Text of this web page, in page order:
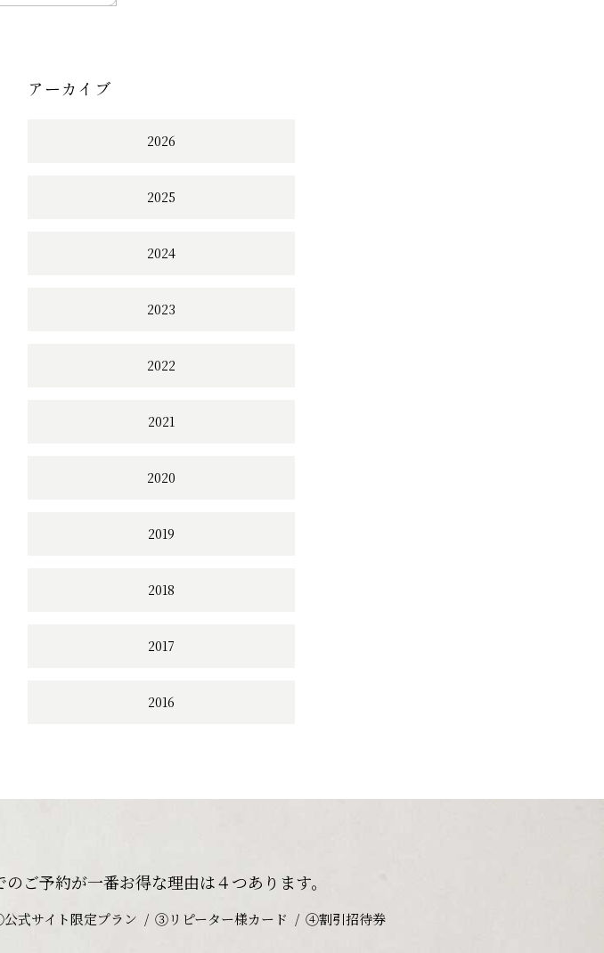
アーカイブ
2026
2025
2024
2023
2022
2021
2020
2019
2018
2017
2016
のご予約が一番お得な理由は４つあります。
式サイト限定プラン ③リピーター様カード ④割引招待券